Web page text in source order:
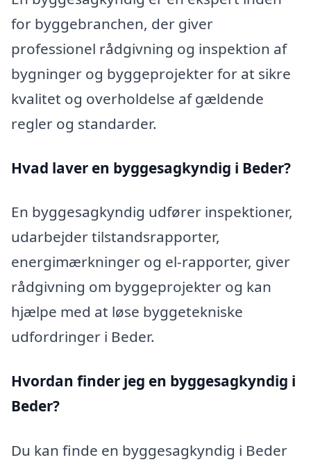
for byggebranchen, der giver
professionel rådgivning og inspektion af
bygninger og byggeprojekter for at sikre
kvalitet og overholdelse af gældende
regler og standarder.
Hvad laver en byggesagkyndig i Beder?
En byggesagkyndig udfører inspektioner,
udarbejder tilstandsrapporter,
energimærkninger og el-rapporter, giver
rådgivning om byggeprojekter og kan
hjælpe med at løse byggetekniske
udfordringer i Beder.
Hvordan finder jeg en byggesagkyndig i
Beder?
Du kan finde en byggesagkyndig i Beder